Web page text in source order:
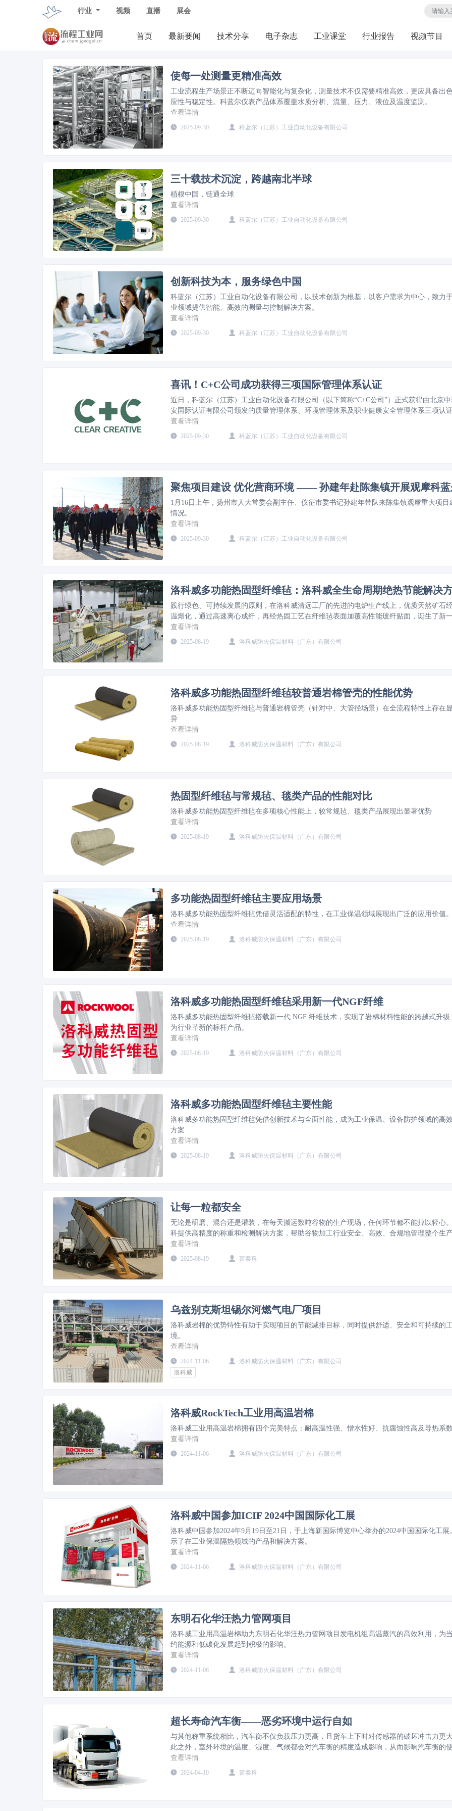
行业 视频 直播 展会
首页 最新要闻 技术分享 电子杂志 工业课堂 行业报告 视频节目
使每一处测量更精准高效
工业流程生产场景正不断迈向智能化与复杂化，测量技术不仅需要精准高效，更应具备出
应性与稳定性。科蓝尔仪表产品体系覆盖水质分析、流量、压力、液位及温度监测。
查看详情
2025-09-30 科蓝尔（江苏）工业自动化设备有限公司
三十载技术沉淀，跨越南北半球
植根中国，链通全球
查看详情
2025-09-30 科蓝尔（江苏）工业自动化设备有限公司
创新科技为本，服务绿色中国
科蓝尔（江苏）工业自动化设备有限公司，以技术创新为根基，以客户需求为中心，致力
业领域提供智能、高效的测量与控制解决方案。
查看详情
2025-09-30 科蓝尔（江苏）工业自动化设备有限公司
喜讯！C+C公司成功获得三项国际管理体系认证
近日，科蓝尔（江苏）工业自动化设备有限公司（以下简称“C+C公司”）正式获得由北京
安国际认证有限公司颁发的质量管理体系、环境管理体系及职业健康安全管理体系三项认
书，标志着公司在规范化、标准化、国际化管理方面迈上新台阶。
查看详情
2025-09-30 科蓝尔（江苏）工业自动化设备有限公司
1月16日上午，扬州市人大常委会副主任、仪征市委书记孙建年带队来陈集镇观摩重大项目
情况。
查看详情
2025-09-30 科蓝尔（江苏）工业自动化设备有限公司
洛科威多功能热固型纤维毡：洛科威全生命周期绝热节能解决
践行绿色、可持续发展的原则，在洛科威清远工厂的先进的电炉生产线上，优质天然矿石
温熔化，通过高速离心成纤，再经热固工艺在纤维毡表面加覆高性能玻纤贴面，诞生了新
性能保温隔热产品 —— 洛科威多功能热固型纤维毡。
查看详情
2025-08-19 洛科威防火保温材料（广东）有限公司
洛科威多功能热固型纤维毡较普通岩棉管壳的性能优势
洛科威多功能热固型纤维毡与普通岩棉管壳（针对中、大管径场景）在全流程特性上存在
异
查看详情
2025-08-19 洛科威防火保温材料（广东）有限公司
热固型纤维毡与常规毡、毯类产品的性能对比
洛科威多功能热固型纤维毡在多项核心性能上，较常规毡、毯类产品展现出显著优势
查看详情
2025-08-19 洛科威防火保温材料（广东）有限公司
多功能热固型纤维毡主要应用场景
洛科威多功能热固型纤维毡凭借灵活适配的特性，在工业保温领域展现出广泛的应用价值
查看详情
2025-08-19 洛科威防火保温材料（广东）有限公司
洛科威多功能热固型纤维毡采用新一代NGF纤维
洛科威多功能热固型纤维毡搭载新一代 NGF 纤维技术，实现了岩棉材料性能的跨越式升级
为行业革新的标杆产品。
查看详情
2025-08-19 洛科威防火保温材料（广东）有限公司
洛科威多功能热固型纤维毡主要性能
洛科威多功能热固型纤维毡凭借创新技术与全面性能，成为工业保温、设备防护领域的高
方案
查看详情
2025-08-19 洛科威防火保温材料（广东）有限公司
让每一粒都安全
无论是研磨、混合还是灌装，在每天搬运数吨谷物的生产现场，任何环节都不能掉以轻心
科提供高精度的称重和检测解决方案，帮助谷物加工行业安全、高效、合规地管理整个生
程，即使在危险区域也同样适用。
查看详情
2025-08-19 茵泰科
乌兹别克斯坦锡尔河燃气电厂项目
洛科威岩棉的优势特性有助于实现项目的节能减排目标，同时提供舒适、安全和可持续的
境。
查看详情
2024-11-06
洛科威防火保温材料（广东）有限公司
洛科威
洛科威RockTech工业用高温岩棉
洛科威工业用高温岩棉拥有四个完美特点：耐高温性强、憎水性好、抗腐蚀性高及导热系
查看详情
2024-11-06 洛科威防火保温材料（广东）有限公司
洛科威中国参加ICIF 2024中国国际化工展
洛科威中国参加2024年9月19日至21日，于上海新国际博览中心举办的2024中国国际化工展
示了在工业保温隔热领域的产品和解决方案。
查看详情
2024-11-06 洛科威防火保温材料（广东）有限公司
东明石化华汪热力管网项目
洛科威工业用高温岩棉助力东明石化华汪热力管网项目发电机组高温蒸汽的高效利用，为
约能源和低碳化发展起到积极的影响。
查看详情
2024-11-06 洛科威防火保温材料（广东）有限公司
超长寿命汽车衡——恶劣环境中运行自如
与其他称重系统相比，汽车衡不仅负载压力更高，且货车上下时对传感器的破坏冲击力更
此之外，室外环境的温度、湿度、气候都会对汽车衡的精度造成影响，从而影响汽车衡的
命。 因此，选择更可靠、精度更高、耐受多变气候环境的汽车衡才能保证更长的使用寿命以及
更低的投入成本。
查看详情
2024-04-10 茵泰科